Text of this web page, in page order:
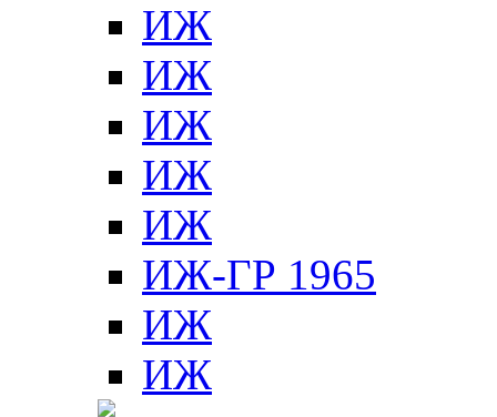
ИЖ
ИЖ
ИЖ
ИЖ
ИЖ
ИЖ-ГР 1965
ИЖ
ИЖ